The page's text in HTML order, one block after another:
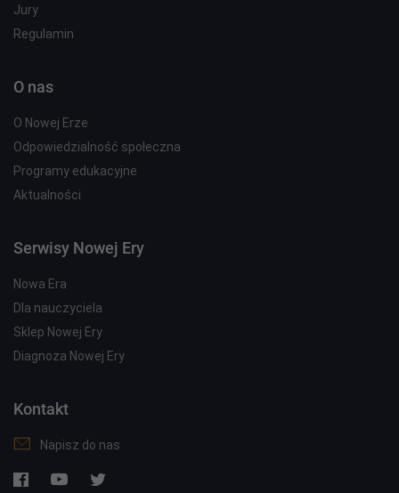
Jury
Regulamin
O nas
O Nowej Erze
Odpowiedzialność społeczna
Programy edukacyjne
Aktualności
Serwisy Nowej Ery
Nowa Era
Dla nauczyciela
Sklep Nowej Ery
Diagnoza Nowej Ery
Kontakt
Napisz do nas